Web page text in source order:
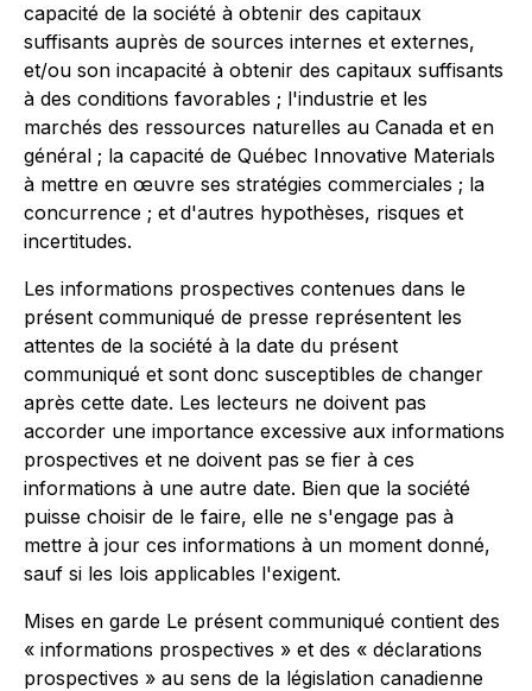
capacité de la société à obtenir des capitaux
suffisants auprès de sources internes et externes,
et/ou son incapacité à obtenir des capitaux suffisants
à des conditions favorables ; l'industrie et les
marchés des ressources naturelles au Canada et en
général ; la capacité de Québec Innovative Materials
à mettre en œuvre ses stratégies commerciales ; la
concurrence ; et d'autres hypothèses, risques et
incertitudes.
Les informations prospectives contenues dans le
présent communiqué de presse représentent les
attentes de la société à la date du présent
communiqué et sont donc susceptibles de changer
après cette date. Les lecteurs ne doivent pas
accorder une importance excessive aux informations
prospectives et ne doivent pas se fier à ces
informations à une autre date. Bien que la société
puisse choisir de le faire, elle ne s'engage pas à
mettre à jour ces informations à un moment donné,
sauf si les lois applicables l'exigent.
Mises en garde Le présent communiqué contient des
« informations prospectives » et des « déclarations
prospectives » au sens de la législation canadienne